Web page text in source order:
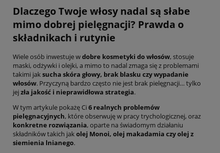
Dlaczego Twoje włosy nadal są słabe
mimo dobrej pielęgnacji? Prawda o
składnikach i rutynie
Wiele osób inwestuje wdobre kosmetyki do włosów, stosuje
maski, odżywki i olejki, a mimo to nadal zmaga się z problemami
takimi jaksucha skóra głowy, brak blasku czy wypadanie
włosów. Przyczyną bardzo często nie jest brak pielęgnacji… tylko
jej zła jakość i nieprawidłowa strategia.
W tym artykule pokażę Ci 6 realnych problemów
pielęgnacyjnych, które obserwuję w pracy trychologicznej, oraz
konkretne rozwiązania, oparte na świadomym działaniu
składników takich jakolej Monoi, olej makadamia czy olej z
siemienia lnianego.